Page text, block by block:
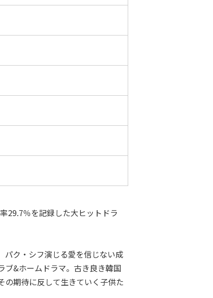
29.7％を記録した大ヒットドラ
パク・シフ演じる愛を信じない成
ブ&ホームドラマ。古き良き韓国
の期待に反して生きていく子供た